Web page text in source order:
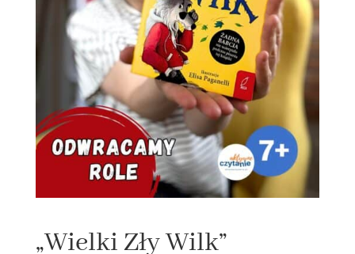
„Wielki Zły Wilk”